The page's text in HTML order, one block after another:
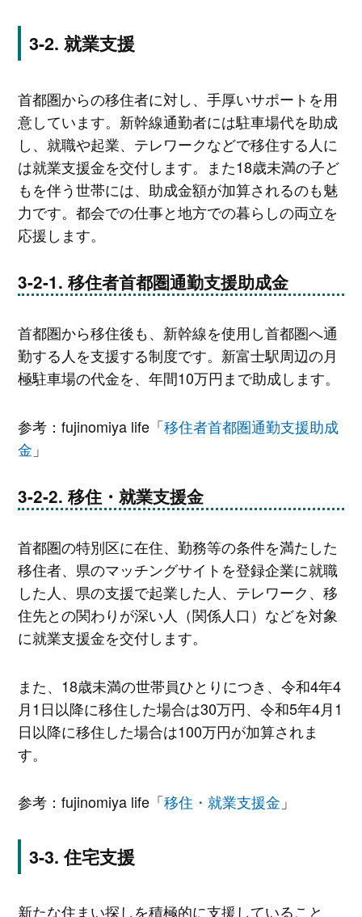
就業支援
首都圏からの移住者に対し、手厚いサポートを用
意しています。新幹線通勤者には駐車場代を助成
し、就職や起業、テレワークなどで移住する人に
は就業支援金を交付します。また18歳未満の子ど
もを伴う世帯には、助成金額が加算されるのも魅
力です。都会での仕事と地方での暮らしの両立を
応援します。
移住者首都圏通勤支援助成金
首都圏から移住後も、新幹線を使用し首都圏へ通
勤する人を支援する制度です。新富士駅周辺の月
極駐車場の代金を、年間10万円まで助成します。
参考：fujinomiya life「移住者首都圏通勤支援助成
金 」
移住・就業支援金
首都圏の特別区に在住、勤務等の条件を満たした
移住者、県のマッチングサイトを登録企業に就職
した人、県の支援で起業した人、テレワーク、移
住先との関わりが深い人（関係人口）などを対象
に就業支援金を交付します。
また、18歳未満の世帯員ひとりにつき、令和4年4
月1日以降に移住した場合は30万円、令和5年4月1
日以降に移住した場合は100万円が加算されま
す。
参考：fujinomiya life「移住・就業支援金 」
住宅支援
新たな住まい探しを積極的に支援していること